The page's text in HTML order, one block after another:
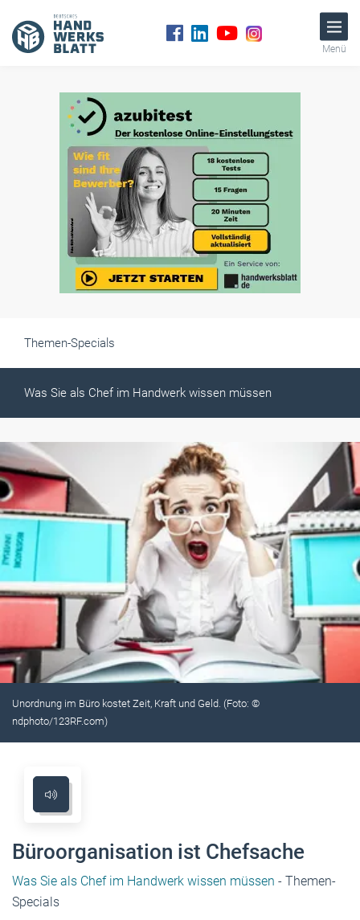
Menü
Themen-Specials
Was Sie als Chef im Handwerk wissen müssen
Unordnung im Büro kostet Zeit, Kraft und Geld. (Foto: ©
ndphoto/123RF.com)
Büroorganisation ist Chefsache
Was Sie als Chef im Handwerk wissen müssen - Themen-
Specials